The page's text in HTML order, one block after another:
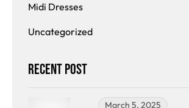
Midi Dresses
Uncategorized
Recent Post
March 5, 2025